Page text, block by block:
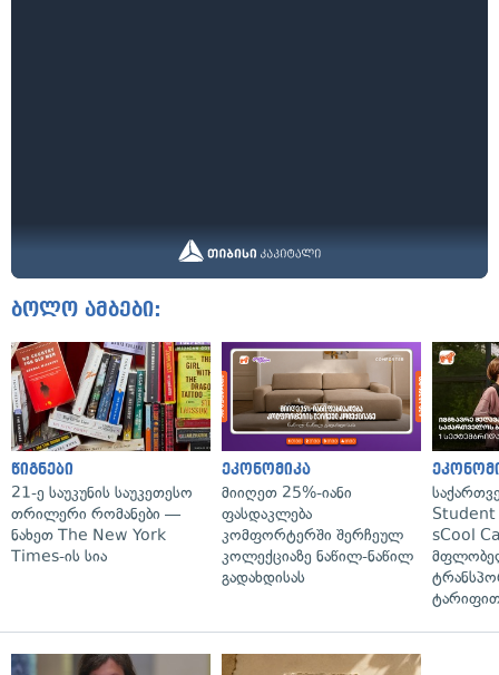
ბოლო ამბები:
წიგნები
21-ე საუკუნის საუკეთესო
თრილერი რომანები —
ნახეთ The New York
Times-ის სია
ეკონომიკა
მიიღეთ 25%-იანი
ფასდაკლება
კომფორტერში შერჩეულ
კოლექციაზე ნაწილ-ნაწილ
გადახდისას
Student
sCool